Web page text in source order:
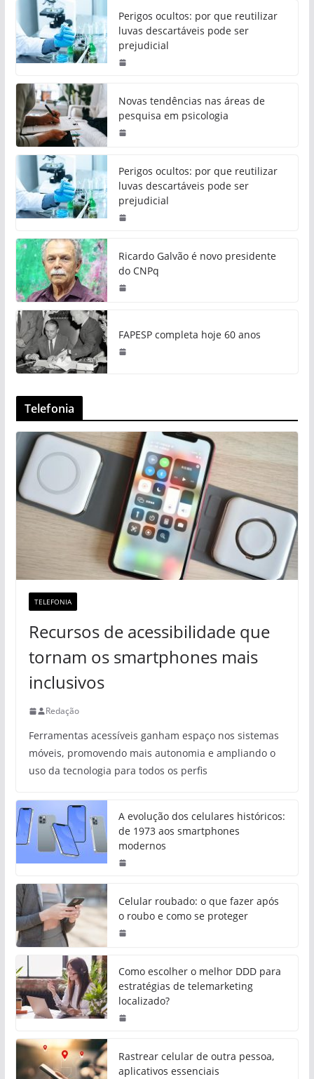
Perigos ocultos: por que reutilizar
luvas descartáveis pode ser
prejudicial
Novas tendências nas áreas de
pesquisa em psicologia
Perigos ocultos: por que reutilizar
luvas descartáveis pode ser
prejudicial
Ricardo Galvão é novo presidente
do CNPq
FAPESP completa hoje 60 anos
Telefonia
TELEFONIA
Recursos de acessibilidade que
tornam os smartphones mais
inclusivos
Redação
Ferramentas acessíveis ganham espaço nos sistemas
móveis, promovendo mais autonomia e ampliando o
uso da tecnologia para todos os perfis
A evolução dos celulares históricos:
de 1973 aos smartphones
modernos
Celular roubado: o que fazer após
o roubo e como se proteger
Como escolher o melhor DDD para
estratégias de telemarketing
localizado?
Rastrear celular de outra pessoa,
aplicativos essenciais